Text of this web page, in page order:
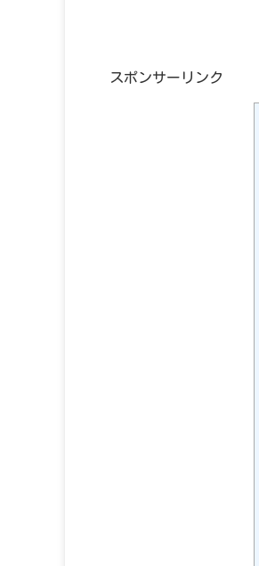
スポンサーリンク